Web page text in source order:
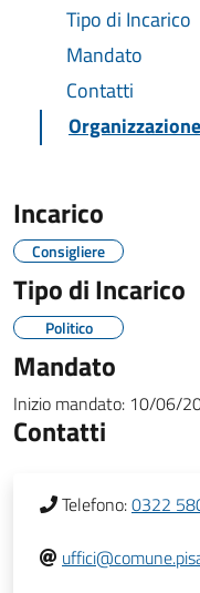
Tipo di Incarico
Mandato
Contatti
Organizzazione
Incarico
Consigliere
Tipo di Incarico
Politico
Mandato
Inizio mandato: 10/06/
Contatti
Telefono:0322